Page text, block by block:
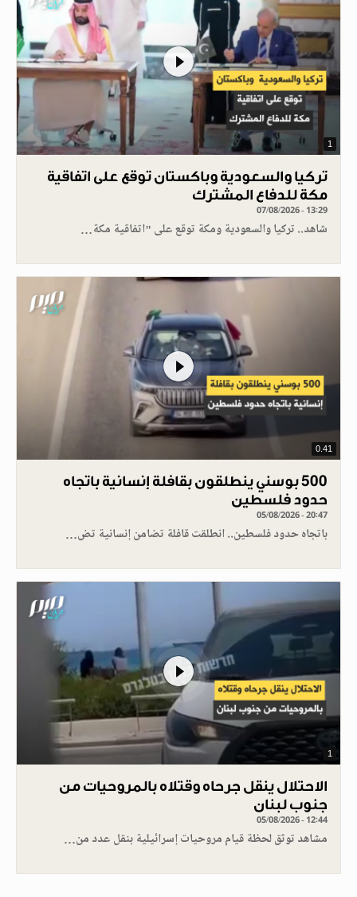
1
تركيا والسعودية وباكستان توقع على اتفاقية
مكة للدفاع المشترك
07/08/2026 - 13:29
شاهد.. تركيا والسعودية ومكة توقع على "اتفاقية مكة…
0.41
500 بوسني ينطلقون بقافلة إنسانية باتجاه
حدود فلسطين
05/08/2026 - 20:47
باتجاه حدود فلسطين.. انطلقت قافلة تضامن إنسانية تض…
1
الاحتلال ينقل جرحاه وقتلاه بالمروحيات من
جنوب لبنان
05/08/2026 - 12:44
مشاهد توثق لحظة قيام مروحيات إسرائيلية بنقل عدد من…